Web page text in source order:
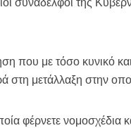
που με τόσο κυνικό
μετάλλαξη στην
φέρνετε νομοσχέδια